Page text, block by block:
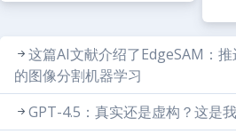
这篇AI文献介绍了EdgeSAM：
的图像分割机器学习
GPT-4.5：真实还是虚构？这是